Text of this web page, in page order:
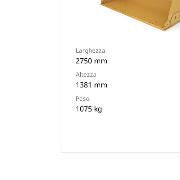
Larghezza
2750 mm
Altezza
1381 mm
Peso
1075 kg